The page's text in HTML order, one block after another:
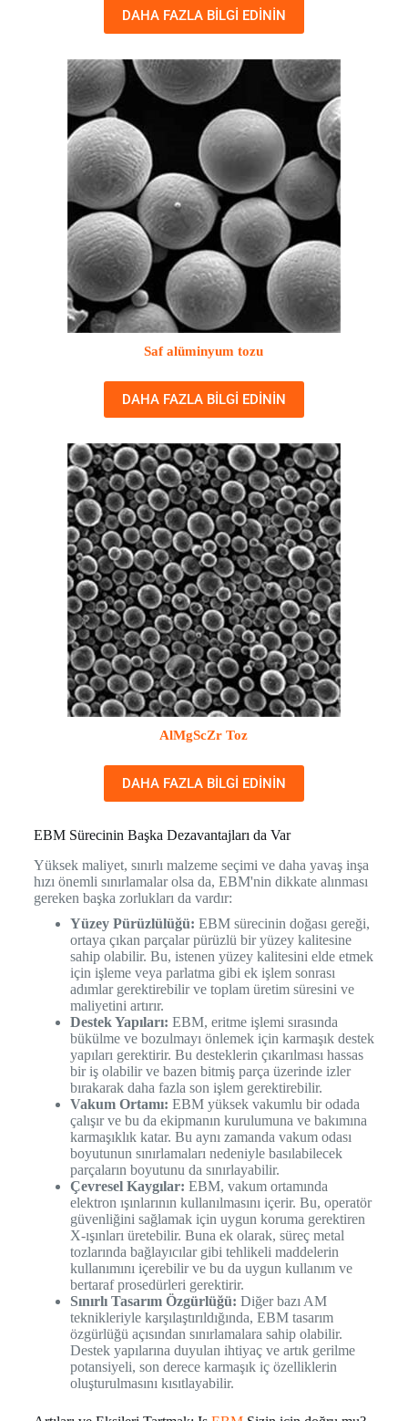
DAHA FAZLA BILGI EDININ
Saf alüminyum tozu
DAHA FAZLA BILGI EDININ
AlMgScZr Toz
DAHA FAZLA BILGI EDININ
EBM Sürecinin Başka Dezavantajları da Var
Yüksek maliyet, sınırlı malzeme seçimi ve daha yavaş inşa
hızı önemli sınırlamalar olsa da, EBM'nin dikkate alınması
gereken başka zorlukları da vardır:
Yüzey Pürüzlülüğü: EBM sürecinin doğası gereği,
ortaya çıkan parçalar pürüzlü bir yüzey kalitesine
sahip olabilir. Bu, istenen yüzey kalitesini elde etmek
için işleme veya parlatma gibi ek işlem sonrası
adımlar gerektirebilir ve toplam üretim süresini ve
maliyetini artırır.
Destek Yapıları: EBM, eritme işlemi sırasında
bükülme ve bozulmayı önlemek için karmaşık destek
yapıları gerektirir. Bu desteklerin çıkarılması hassas
bir iş olabilir ve bazen bitmiş parça üzerinde izler
bırakarak daha fazla son işlem gerektirebilir.
Vakum Ortamı: EBM yüksek vakumlu bir odada
çalışır ve bu da ekipmanın kurulumuna ve bakımına
karmaşıklık katar. Bu aynı zamanda vakum odası
boyutunun sınırlamaları nedeniyle basılabilecek
parçaların boyutunu da sınırlayabilir.
Çevresel Kaygılar: EBM, vakum ortamında
elektron ışınlarının kullanılmasını içerir. Bu, operatör
güvenliğini sağlamak için uygun koruma gerektiren
X-ışınları üretebilir. Buna ek olarak, süreç metal
tozlarında bağlayıcılar gibi tehlikeli maddelerin
kullanımını içerebilir ve bu da uygun kullanım ve
bertaraf prosedürleri gerektirir.
Sınırlı Tasarım Özgürlüğü: Diğer bazı AM
teknikleriyle karşılaştırıldığında, EBM tasarım
özgürlüğü açısından sınırlamalara sahip olabilir.
Destek yapılarına duyulan ihtiyaç ve artık gerilme
potansiyeli, son derece karmaşık iç özelliklerin
oluşturulmasını kısıtlayabilir.